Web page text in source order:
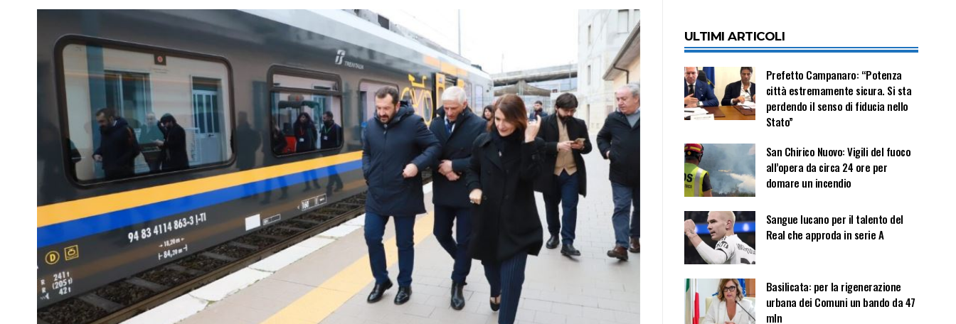
ULTIMI ARTICOLI
Prefetto Campanaro: “Potenza
città estremamente sicura. Si sta
perdendo il senso di fiducia nello
Stato”
San Chirico Nuovo: Vigili del fuoco
all’opera da circa 24 ore per
domare un incendio
Sangue lucano per il talento del
Real che approda in serie A
Basilicata: per la rigenerazione
urbana dei Comuni un bando da 47
mln